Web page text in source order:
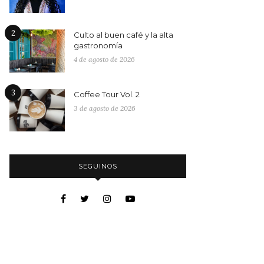
2
Culto al buen café y la alta
gastronomía
4 de agosto de 2026
3 Coffee Tour Vol. 2
3 de agosto de 2026
SEGUINOS